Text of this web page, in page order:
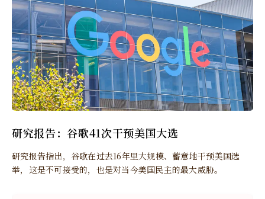
研究报告：谷歌41次干预美国大选
研究报告指出，谷歌在过去16年里大规模、蓄意地干预美国选
举，这是不可接受的，也是对当今美国民主的最大威胁。